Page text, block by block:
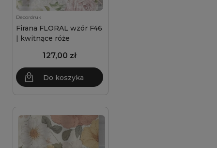
Decordruk
Firana FLORAL wzór F46
| kwitnące róże
127,00 zł
Do koszyka